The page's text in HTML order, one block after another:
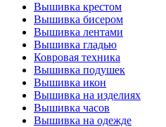
Вышивка крестом
Вышивка бисером
Вышивка лентами
Вышивка гладью
Ковровая техника
Вышивка подушек
Вышивка икон
Вышивка на изделиях
Вышивка часов
Вышивка на одежде